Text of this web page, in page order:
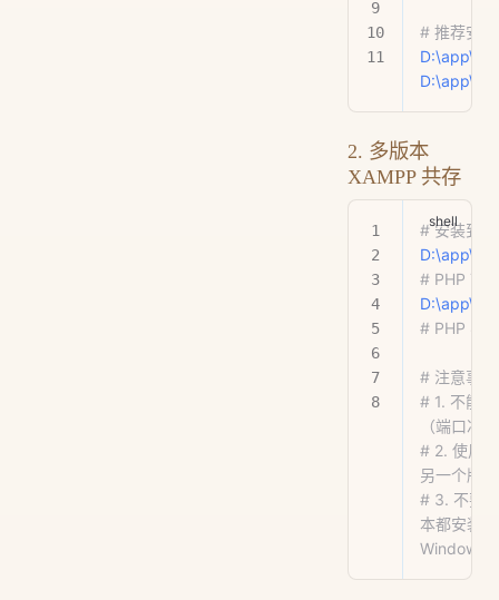
# 推荐安
2. 多版本
XAMPP 共存
# 安装到
# PHP 7.4
# PHP 8.2
# 注意事项
# 1. 不能
（端口冲
# 2. 使用
另一个版
# 3. 不要
本都安装为
Windows